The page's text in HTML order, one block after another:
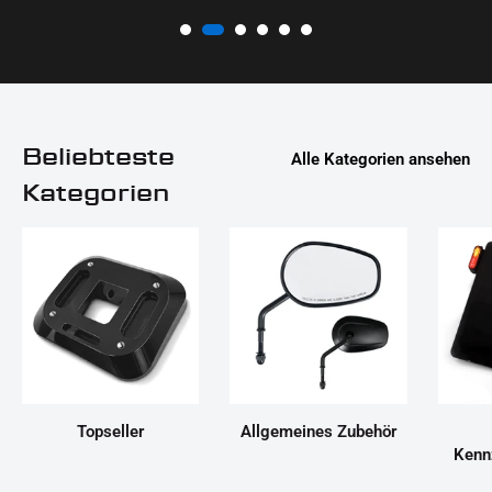
Beliebteste
Kategorien
Alle Kategorien ansehen
Topseller
Allgemeines Zubehör